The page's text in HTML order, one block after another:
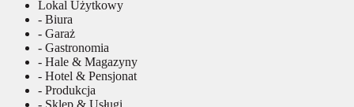
Lokal Użytkowy
- Biura
- Garaż
- Gastronomia
- Hale & Magazyny
- Hotel & Pensjonat
- Produkcja
- Sklep & Usługi